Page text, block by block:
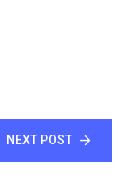
NEXT POST